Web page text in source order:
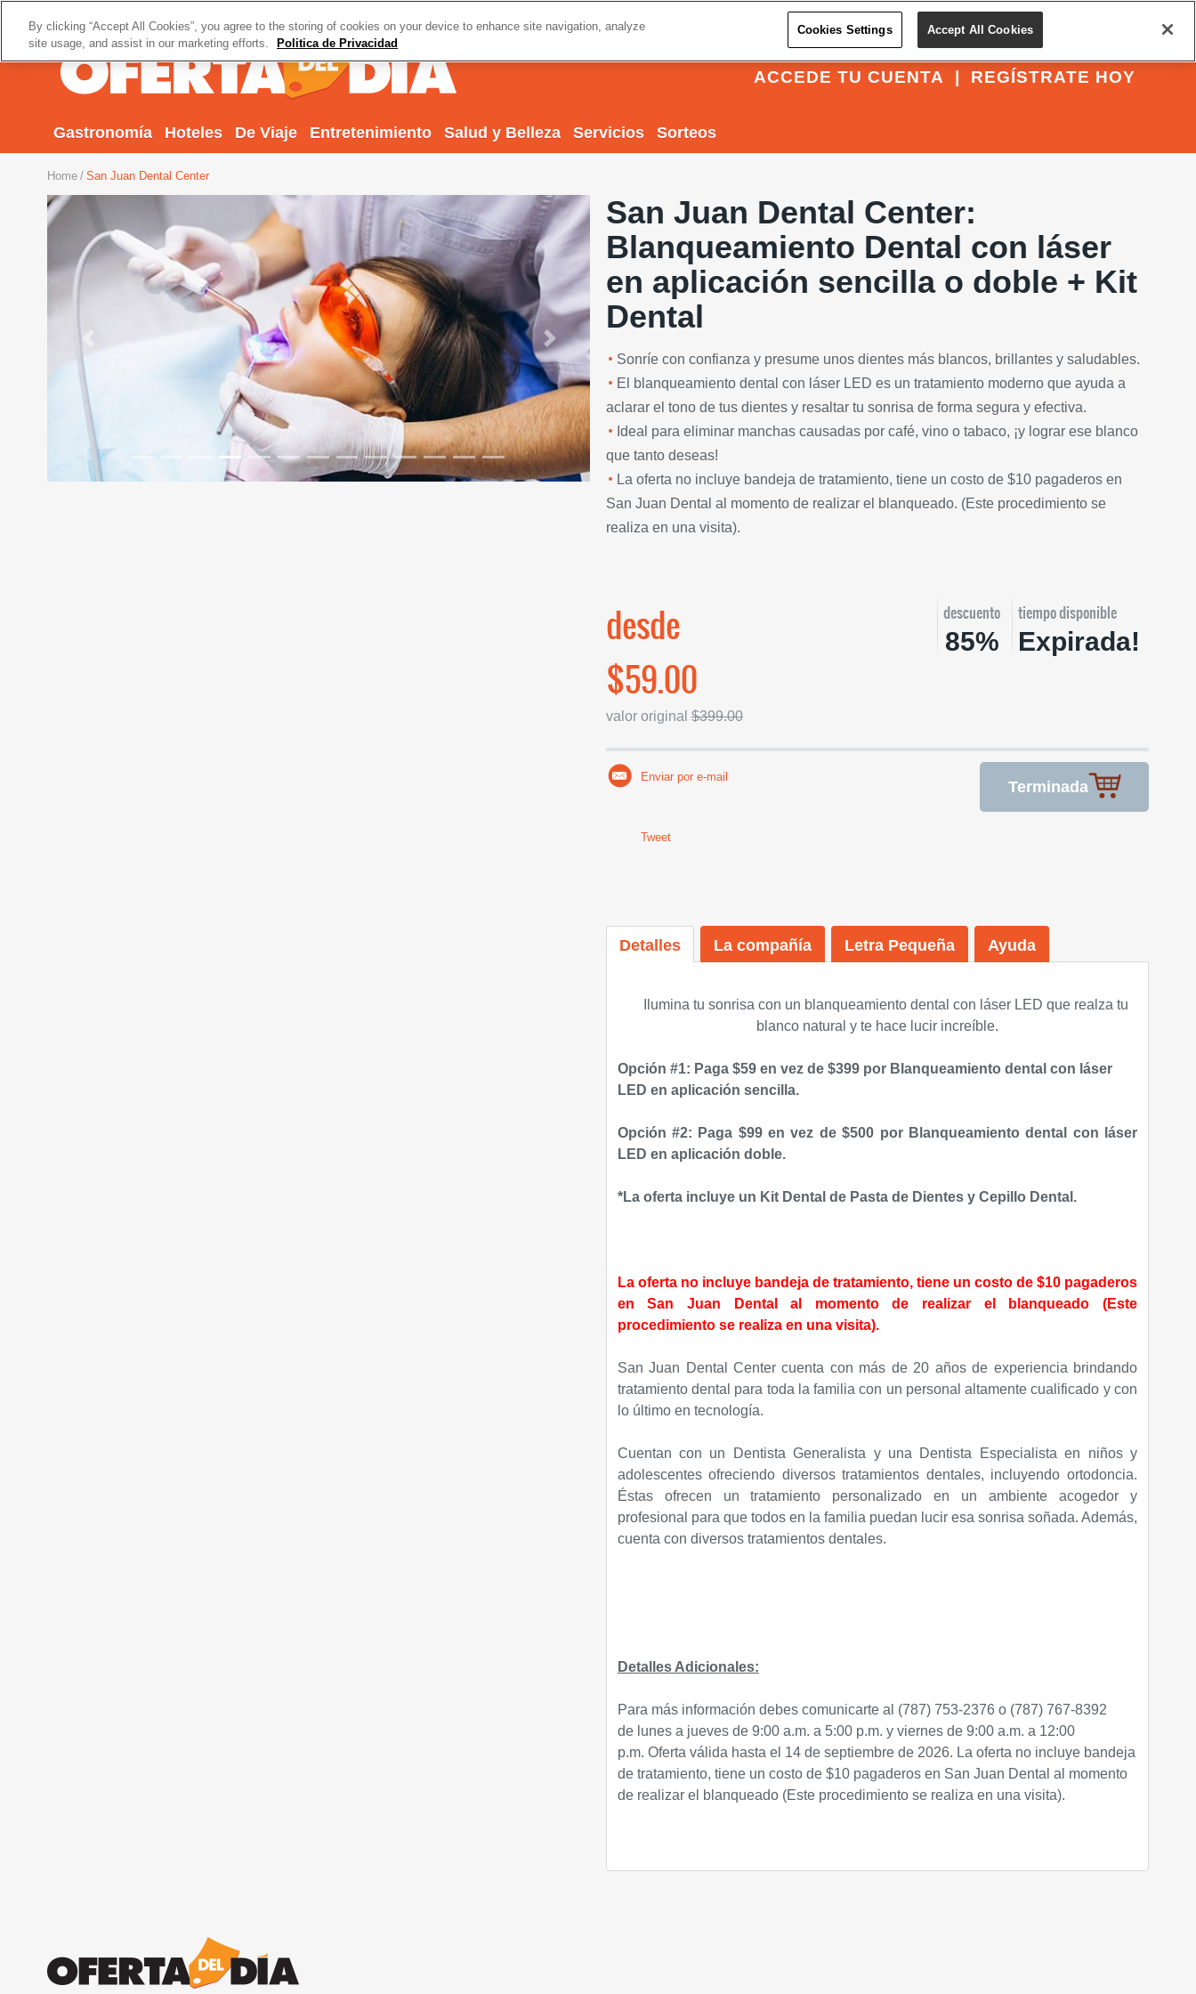
REGÍSTRATE HOY
ACCEDE TU CUENTA
Gastronomía Hoteles De Viaje Entretenimiento Salud y Belleza Servicios Sorteos
Home San Juan Dental Center
Next
San Juan Dental Center:
Blanqueamiento Dental con láser
en aplicación sencilla o doble + Kit
Dental
Sonríe con confianza y presume unos dientes más blancos, brillantes y saludables.
El blanqueamiento dental con láser LED es un tratamiento moderno que ayuda a
aclarar el tono de tus dientes y resaltar tu sonrisa de forma segura y efectiva.
Ideal para eliminar manchas causadas por café, vino o tabaco, ¡y lograr ese blanco
que tanto deseas!
La oferta no incluye bandeja de tratamiento, tiene un costo de $10 pagaderos en
San Juan Dental al momento de realizar el blanqueado. (Este procedimiento se
realiza en una visita).
desde
$59.00
valor original$399.00
descuento
85%
tiempo disponible
Expirada!
Terminada
Enviar por e-mail
Tweet
Detalles La compañía Letra Pequeña Ayuda
Ilumina tu sonrisa con un blanqueamiento dental con láser LED que realza tu
blanco natural y te hace lucir increíble.
Opción #1: Paga $59 en vez de $399 por Blanqueamiento dental con láser
LED en aplicación sencilla.
Opción #2: Paga $99 en vez de $500 por Blanqueamiento dental con láser
LED en aplicación doble.
*La oferta incluye un Kit Dental de Pasta de Dientes y Cepillo Dental.
La oferta no incluye bandeja de tratamiento, tiene un costo de $10 pagaderos
en San Juan Dental al momento de realizar el blanqueado (Este
procedimiento se realiza en una visita).
San Juan Dental Center cuenta con más de 20 años de experiencia brindando
tratamiento dental para toda la familia con un personal altamente cualificado y con
lo último en tecnología.
Cuentan con un Dentista Generalista y una Dentista Especialista en niños y
adolescentes ofreciendo diversos tratamientos dentales, incluyendo ortodoncia.
Éstas ofrecen un tratamiento personalizado en un ambiente acogedor y
profesional para que todos en la familia puedan lucir esa sonrisa soñada. Además,
cuenta con diversos tratamientos dentales.
Detalles Adicionales:
Para más información debes comunicarte al (787) 753-2376 o (787) 767-8392
de lunes a jueves de 9:00 a.m. a 5:00 p.m. y viernes de 9:00 a.m. a 12:00
p.m. Oferta válida hasta el 14 de septiembre de 2026. La oferta no incluye bandeja
de tratamiento, tiene un costo de $10 pagaderos en San Juan Dental al momento
de realizar el blanqueado (Este procedimiento se realiza en una visita).
By clicking “Accept All Cookies”, you agree to the storing of cookies on your device to enhance site navigation, analyze
site usage, and assist in our marketing efforts.
Politica de Privacidad
Cookies Settings Accept All Cookies